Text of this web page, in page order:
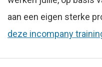
aan een eigen sterke
deze incompany